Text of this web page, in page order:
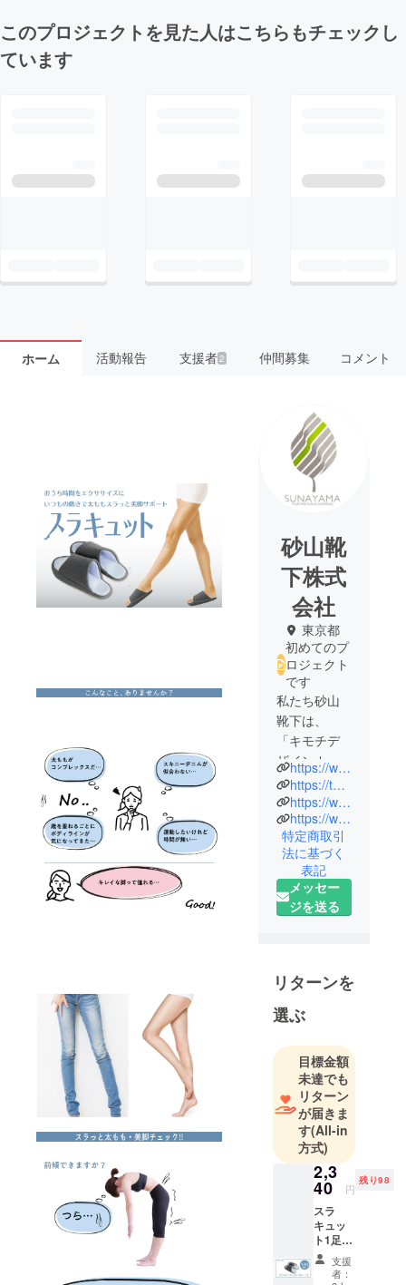
このプロジェクトを見た人はこちらもチェックし
ています
ホーム 活動報告 支援者 2 仲間募集 コメント
砂山靴
下株式
会社
東京都
初めてのプ
ロジェクト
です
私たち砂山
靴下は、
「キモチデ
ザインカン
パニー」を
理念に掲
げ、お客様
の本当のベ
ネフィット
は何かを常
に追求し、
製品を手に
ワクするよ
お届けでき
企画・販売
に励んでい
ます。
https://www.sunayama-socks.com/
https://twitter.com/sunayamasocks
https://www.instagram.com/sunayamasocks/
https://www.facebook.com/sunayamasocks
特定商取引
法に基づく
表記
メッセー
ジを送る
リターンを
選ぶ
目標金額
未達でも
リターン
が届きま
す(All-in
方式)
2,3
40 円
残り98
スラ
キュッ
ト1足
￥2,600
より支援
者：